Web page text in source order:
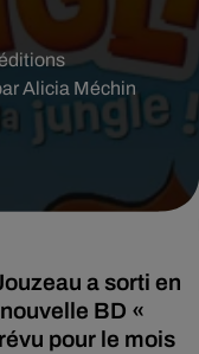
Alicia Méchin
a sorti en
BD «
pour le mois